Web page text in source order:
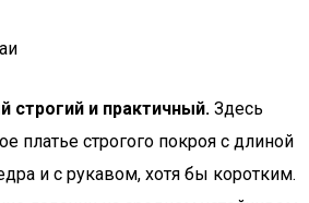
строгий и практичный. Здесь
платье строгого покроя с длиной
и с рукавом, хотя бы коротким.